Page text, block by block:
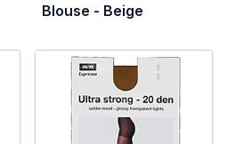
Blouse - Beige